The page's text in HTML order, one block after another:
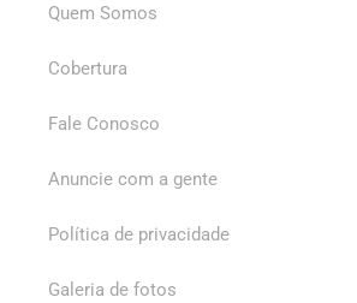
Quem Somos
Cobertura
Fale Conosco
Anuncie com a gente
Política de privacidade
Galeria de fotos